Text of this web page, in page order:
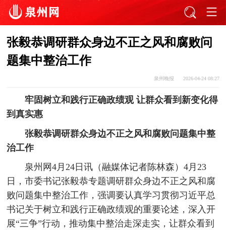
张毅恭调研群众身边不正之风和腐败问
题集中整治工作
泉州晚报 2026-04-24 08:27
牢固树立和践行正确政绩观 让群众看到新变化得
到真实惠
张毅恭调研群众身边不正之风和腐败问题集中整
治工作
泉州网4月24日讯（融媒体记者陈林森）4月23
日，市委书记张毅恭专题调研群众身边不正之风和腐
败问题集中整治工作，强调要认真学习贯彻习近平总
书记关于树立和践行正确政绩观的重要论述，深入开
展“三争”行动，推动集中整治走深走实，让群众看到